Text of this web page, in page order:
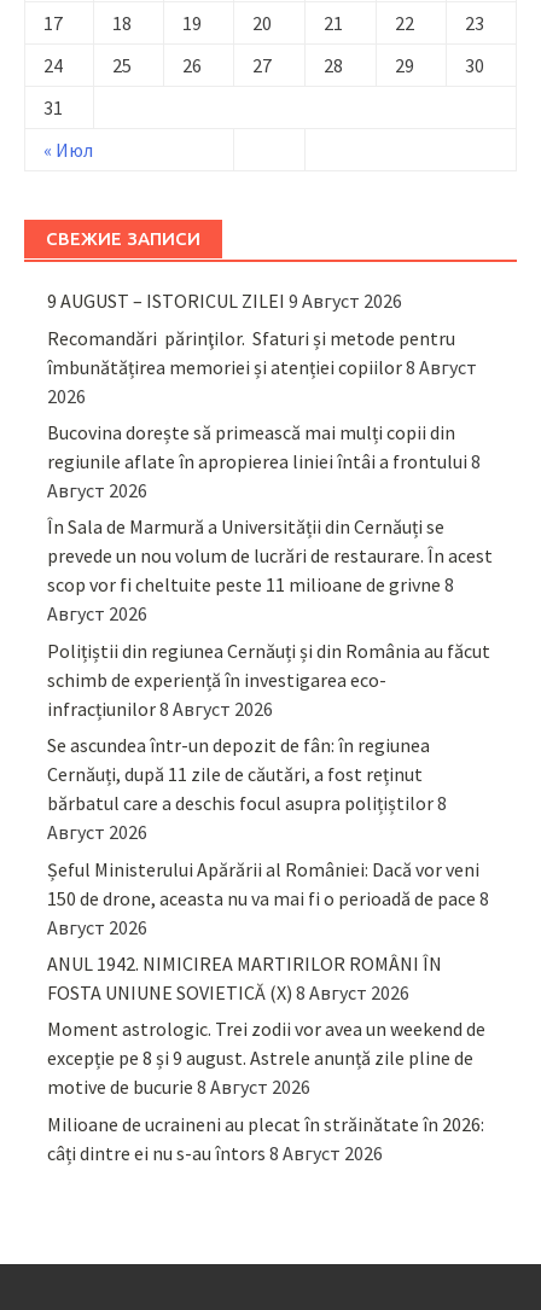
« Июл
17
18 19 20 21 22
23
24
25 26 27 28 29
30
31
СВЕЖИЕ ЗАПИСИ
9 AUGUST – ISTORICUL ZILEI 9 Август 2026
Recomandări părinţilor. Sfaturi și metode pentru
îmbunătățirea memoriei și atenției copiilor8 Август
2026
Bucovina dorește să primească mai mulți copii din
regiunile aflate în apropierea liniei întâi a frontului 8
Август 2026
În Sala de Marmură a Universității din Cernăuți se
prevede un nou volum de lucrări de restaurare. În acest
scop vor fi cheltuite peste 11 milioane de grivne 8
Август 2026
Polițiștii din regiunea Cernăuți și din România au făcut
schimb de experiență în investigarea eco-
infracțiunilor8 Август 2026
Se ascundea într-un depozit de fân: în regiunea
Cernăuți, după 11 zile de căutări, a fost reținut
bărbatul care a deschis focul asupra polițiștilor8
Август 2026
Șeful Ministerului Apărării al României: Dacă vor veni
150 de drone, aceasta nu va mai fi o perioadă de pace 8
Август 2026
ANUL 1942. NIMICIREA MARTIRILOR ROMÂNI ÎN
FOSTA UNIUNE SOVIETICĂ (X) 8 Август 2026
Moment astrologic. Trei zodii vor avea un weekend de
excepție pe 8 și 9 august. Astrele anunță zile pline de
motive de bucurie 8 Август 2026
Milioane de ucraineni au plecat în străinătate în 2026:
câți dintre ei nu s-au întors 8 Август 2026